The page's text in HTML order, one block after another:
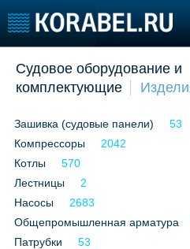
Судостроение
Новости
Компании
Репутация
Работа
Крюинг
Журнал
Реклама
Судовое оборудование и
комплектующие
Зашивка (судовые панели)
53
Компрессоры
2042
Котлы
570
Лестницы
2
Насосы
2683
Общепромышленная арматура
Патрубки
53